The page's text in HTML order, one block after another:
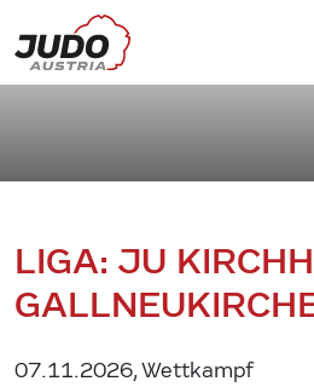
LIGA: JU
07.11.2026, Wettkampf